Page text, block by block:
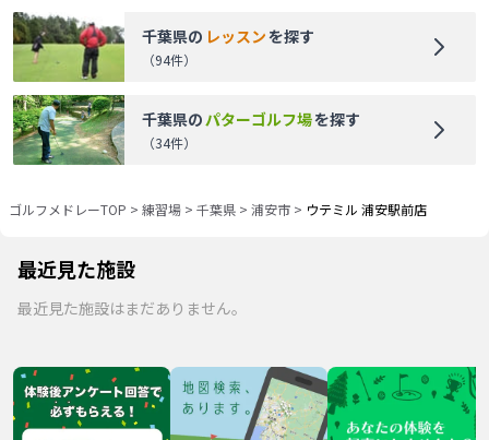
千葉県の レッスンを探す
（94件）
千葉県のパターゴルフ場を探す
（34件）
ゴルフメドレーTOP > 練習場 > 千葉県 > 浦安市 > ウテミル 浦安駅前店
最近見た施設
最近見た施設はまだありません。